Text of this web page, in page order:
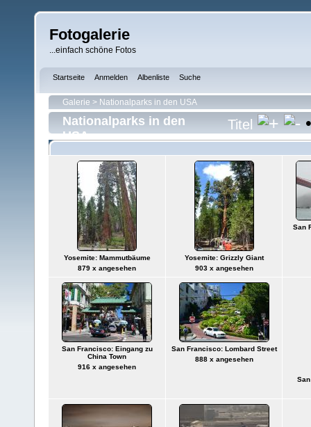
Fotogalerie
...einfach schöne Fotos
Startseite Anmelden Albenliste Suche
Galerie > Nationalparks in den USA
Nationalparks in den
USA
Titel
Yosemite: Mammutbäume
879 x angesehen
Yosemite: Grizzly Giant
903 x angesehen
San
San Francisco: Eingang zu
China Town
916 x angesehen
San Francisco: Lombard Street
888 x angesehen